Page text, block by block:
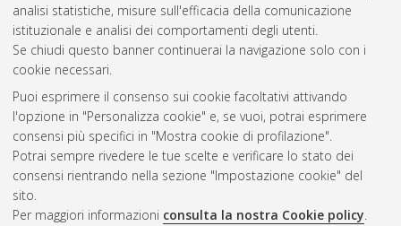
analisi statistiche, misure sull'efficacia della comunicazione
istituzionale e analisi dei comportamenti degli utenti.
Se chiudi questo banner continuerai la navigazione solo con i
cookie necessari.
Puoi esprimere il consenso sui cookie facoltativi attivando
l'opzione in "Personalizza cookie" e, se vuoi, potrai esprimere
consensi più specifici in "Mostra cookie di profilazione".
Potrai sempre rivedere le tue scelte e verificare lo stato dei
consensi rientrando nella sezione "Impostazione cookie" del
sito.
Per maggiori informazioni consulta la nostra Cookie policy.
Questa lista e' stata generata ilSun Aug 9 09:55:33 2026
CEST
Atom
Rss 1.0
Rss 2.0
AMS Laurea